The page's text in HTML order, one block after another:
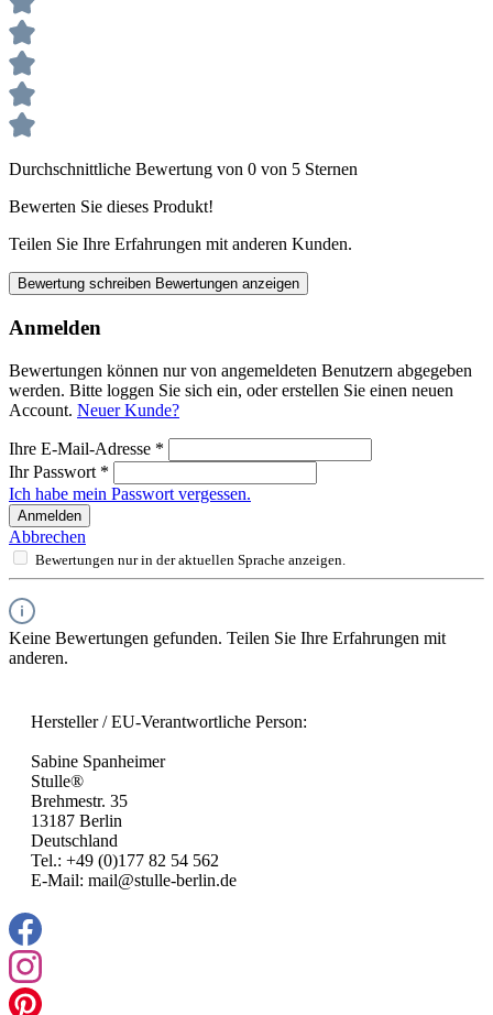
Durchschnittliche Bewertung von 0 von 5 Sternen
Bewerten Sie dieses Produkt!
Teilen Sie Ihre Erfahrungen mit anderen Kunden.
Bewertung schreiben Bewertungen anzeigen
Anmelden
Bewertungen können nur von angemeldeten Benutzern abgegeben
werden. Bitte loggen Sie sich ein, oder erstellen Sie einen neuen
Account. Neuer Kunde?
Ihre E-Mail-Adresse *
Ihr Passwort *
Ich habe mein Passwort vergessen.
Anmelden
Abbrechen
Bewertungen nur in der aktuellen Sprache anzeigen.
Keine Bewertungen gefunden. Teilen Sie Ihre Erfahrungen mit
anderen.
Hersteller / EU-Verantwortliche Person:
Sabine Spanheimer
Stulle®
Brehmestr. 35
13187 Berlin
Deutschland
Tel.: +49 (0)177 82 54 562
E-Mail: mail@stulle-berlin.de